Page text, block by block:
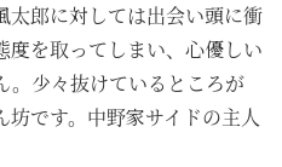
太郎に対しては出会い頭に衝
度を取ってしまい、心優しい
。少々抜けているところが
です。中野家サイドの主人